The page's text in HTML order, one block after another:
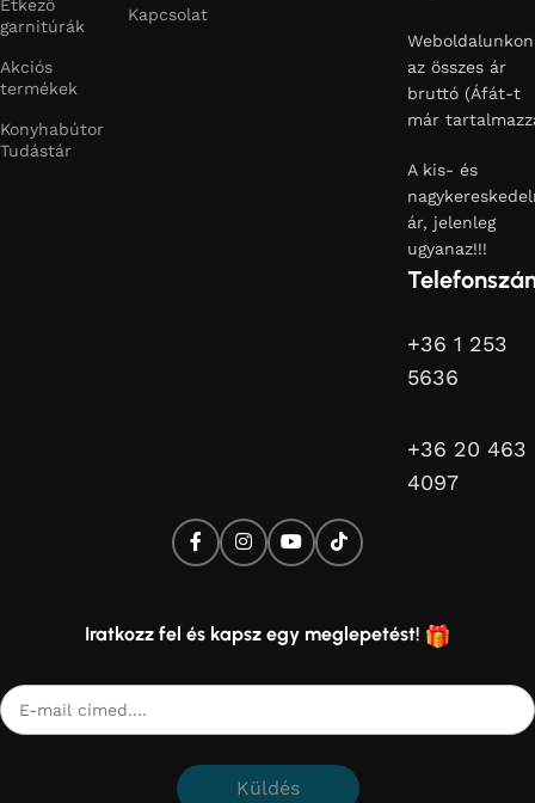
Étkező
garnitúrák
Akciós
termékek
Konyhabútor
Tudástár
Kapcsolat
Weboldalunkon
az összes ár
bruttó (Áfát-t
már
A kis- és
ár, jelenleg
ugyanaz!!!
+36 1 253
5636
+36 20 463
4097
Iratkozz fel és kapsz egy meglepetést!
Küldés